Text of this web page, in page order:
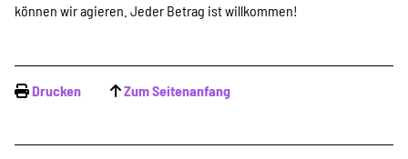
können wir agieren. Jeder Betrag ist willkommen!
Drucken Zum Seitenanfang